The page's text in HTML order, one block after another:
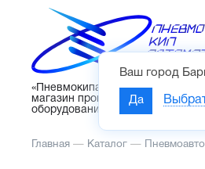
«Пневмокипавтоматика» –
магазин промышленного
оборудования
Ваш город
Да
Главная — Каталог —